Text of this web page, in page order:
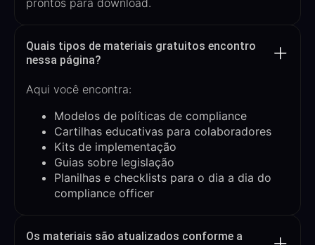
Quais tipos de materiais gratuitos encontro
nessa página?
Aqui você encontra:
Modelos de políticas de compliance
Cartilhas educativas para colaboradores
Kits de implementação
Guias sobre legislação
Planilhas e checklists para o dia a dia do
compliance officer
Os materiais são atualizados conforme a